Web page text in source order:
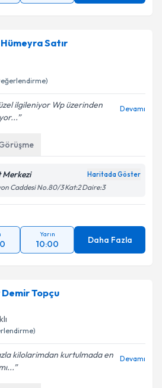
Satır
ilgileniyor Wp üzerinden
Devamı
Merkezi Haritada Göster
Caddesi No.80/3 Kat:2 Daire:3
Yarın
10:00 Daha Fazla
Demir Topçu
kilolarimdan kurtulmada en
Devamı